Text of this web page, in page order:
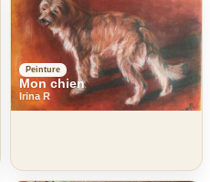
Peinture
Mon chien
Irina R